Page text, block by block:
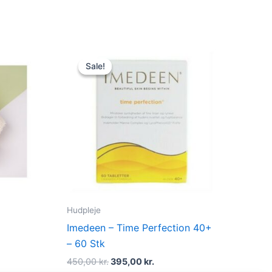
Sale!
Sale!
Hudpleje
Imedeen – Time Perfection 40+
– 60 Stk
450,00kr.
price
was:
450,00 kr..
395,00kr.
price
is:
395,00 kr..